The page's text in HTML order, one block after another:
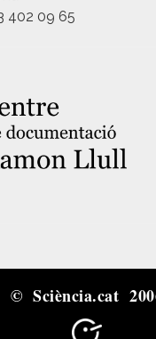
402 09 65
© Sciència.cat